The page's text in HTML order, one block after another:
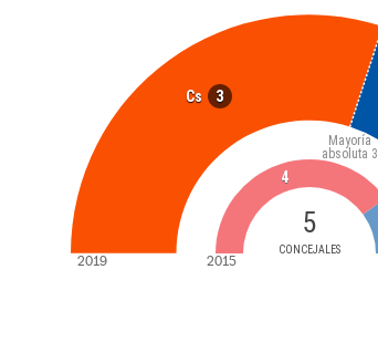
Cs 3
5
CONCEJALES
Mayoría
absoluta 3
4
2019 2015